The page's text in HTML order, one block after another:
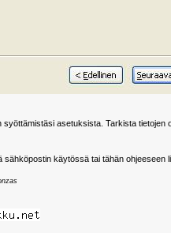
asetuksista. Tarkista tietojen
sähköpostin käytössä tai tähän